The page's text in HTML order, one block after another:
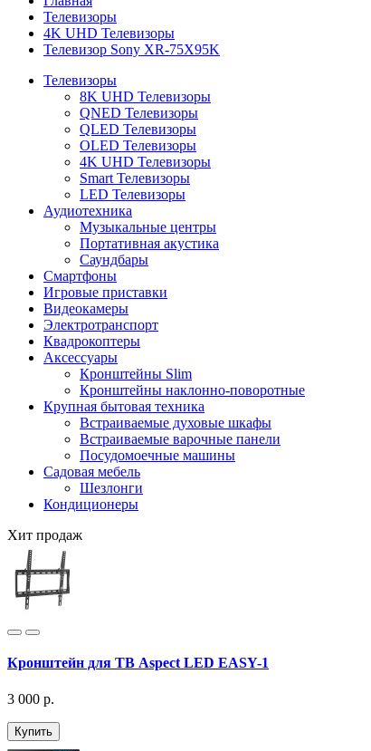
Телевизоры
4K UHD Телевизоры
Телевизор Sony XR-75X95K
Телевизоры
8K UHD Телевизоры
QNED Телевизоры
QLED Телевизоры
OLED Телевизоры
4K UHD Телевизоры
Smart Телевизоры
LED Телевизоры
Аудиотехника
Музыкальные центры
Портативная акустика
Саундбары
Смартфоны
Игровые приставки
Видеокамеры
Электротранспорт
Квадрокоптеры
Аксессуары
Кронштейны Slim
Кронштейны наклонно-поворотные
Крупная бытовая техника
Встраиваемые духовые шкафы
Встраиваемые варочные панели
Посудомоечные машины
Садовая мебель
Шезлонги
Кондиционеры
Хит продаж
Кронштейн для ТВ Aspect LED EASY-1
3 000 р.
Купить